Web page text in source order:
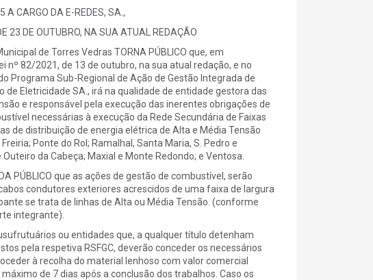
A CARGO DA E-REDES, SA.,
23 DE OUTUBRO, NA SUA ATUAL REDAÇÃO
de Torres Vedras TORNA PÚBLICO que, em
nº 82/2021, de 13 de outubro, na sua atual redação, e no
Programa Sub-Regional de Ação de Gestão Integrada de
de Eletricidade SA., irá na qualidade de entidade gestora das
e responsável pela execução das inerentes obrigações de
necessárias à execução da Rede Secundária de Faixas
de distribuição de energia elétrica de Alta e Média Tensão
Ponte do Rol; Ramalhal, Santa Maria, S. Pedro e
da Cabeça; Maxial e Monte Redondo; e Ventosa.
PÚBLICO que as ações de gestão de combustível, serão
condutores exteriores acrescidos de uma faixa de largura
se trata de linhas de Alta ou Média Tensão. (conforme
integrante).
ou entidades que, a qualquer título detenham
pela respetiva RSFGC, deverão conceder os necessários
à recolha do material lenhoso com valor comercial
de 7 dias após a conclusão dos trabalhos. Caso os